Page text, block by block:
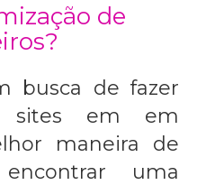
de
busca de fazer
sites em em
maneira de
uma